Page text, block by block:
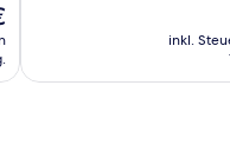
inkl.